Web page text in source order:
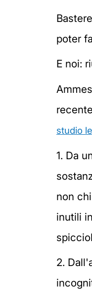
poter
E noi:
studio
1. Da
non
inutili
2.